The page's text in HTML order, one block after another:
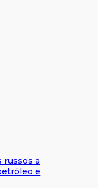
russos a
e